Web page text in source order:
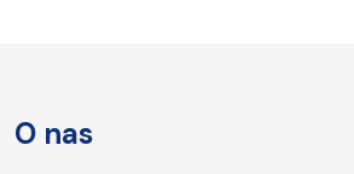
jak długo ładować akumulator
O nas